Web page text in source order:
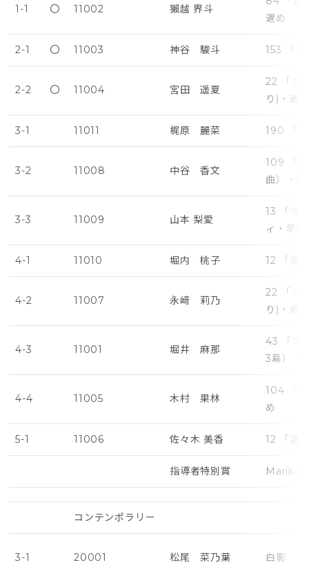
1-1 〇 11002 獺越 界斗
遅め
2-1 〇 11003 神谷 駿斗 153 「タ
2-2 〇 11004 宮田 遥夏
22 「ジ
り)・遅め
3-1 11011 梶原 麗菜 190 「
3-2 11008 中谷 香文
109 「
曲）・早
3-3 11009 山本 梨愛
13 「ラ
ィ・早め
4-1 11010 堀内 桃子 12 「海
4-2 11007 永﨑 莉乃
22 「ジ
り)・遅め
4-3 11001 堀井 麻那
43 「コ
3幕）・
4-4 11005 木村 果林
104 「
め
5-1 11006 佐々木 美香 12 「海
指導者特別賞 Mariko
コンテンポラリー
3-1 20001 松尾 菜乃葉 白影